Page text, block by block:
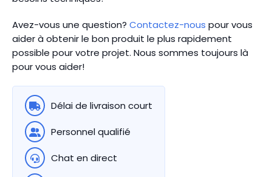
Avez-vous une question? Contactez-nous pour vous
aider à obtenir le bon produit le plus rapidement
possible pour votre projet. Nous sommes toujours là
pour vous aider!
Délai de livraison court
Personnel qualifié
Chat en direct